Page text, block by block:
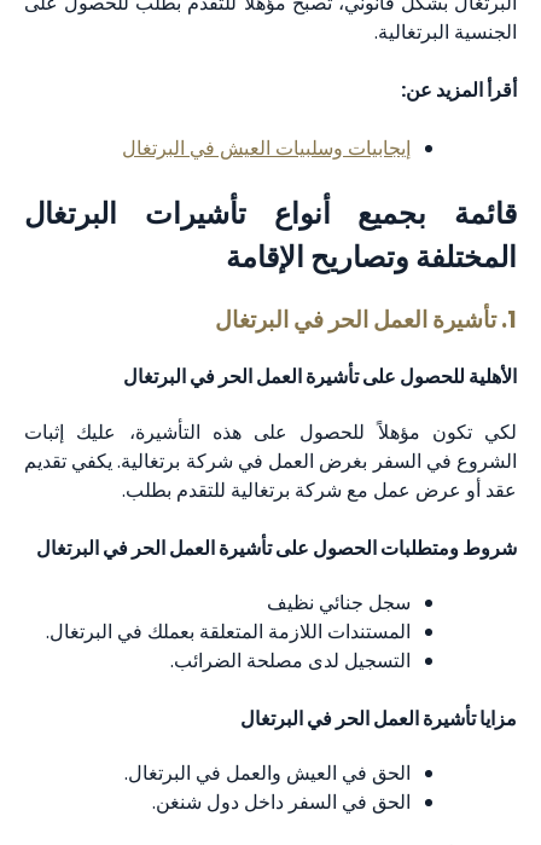
الجنسية البرتغالية.
أقرأ المزيد عن:
إيجابيات وسلبيات العيش في البرتغال
قائمة بجميع أنواع تأشيرات البرتغال
المختلفة وتصاريح الإقامة
1. تأشيرة العمل الحر في البرتغال
الأهلية للحصول على تأشيرة العمل الحر في البرتغال
لكي تكون مؤهلاً للحصول على هذه التأشيرة، عليك إثبات
الشروع في السفر بغرض العمل في شركة برتغالية. يكفي تقديم
عقد أو عرض عمل مع شركة برتغالية للتقدم بطلب.
شروط ومتطلبات الحصول على تأشيرة العمل الحر في البرتغال
سجل جنائي نظيف
المستندات اللازمة المتعلقة بعملك في البرتغال.
التسجيل لدى مصلحة الضرائب.
مزايا تأشيرة العمل الحر في البرتغال
الحق في العيش والعمل في البرتغال.
الحق في السفر داخل دول شنغن.